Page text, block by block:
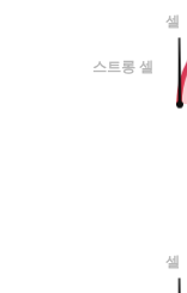
셀
스트롱 셀
셀